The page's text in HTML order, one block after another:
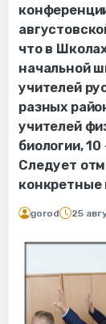
что в
начальной
учителей
разных
учителей
биологии,
Следует
gorod 25